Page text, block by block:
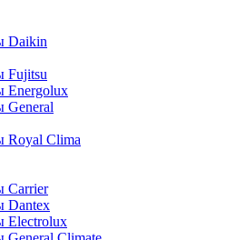
Daikin
Fujitsu
Energolux
General
Royal Clima
Carrier
Dantex
Electrolux